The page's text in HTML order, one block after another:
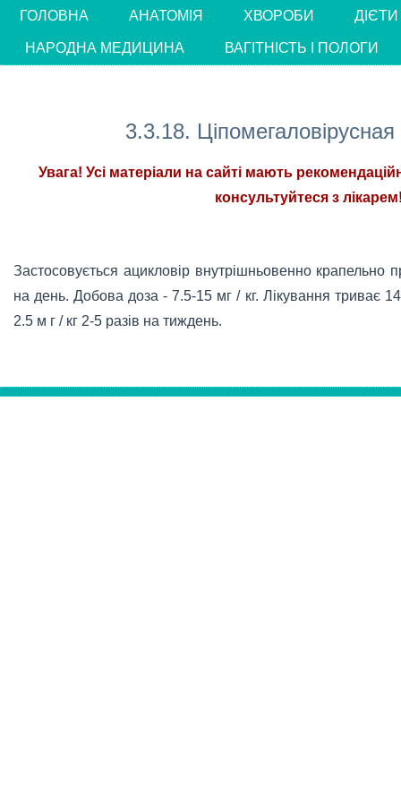
ГОЛОВНА АНАТОМІЯ ХВОРОБИ ДІЄТИ
НАРОДНА МЕДИЦИНА ВАГІТНІСТЬ І ПОЛОГИ
3.3.18.
Увага! Усі матеріали на сайті мають
консультуйтеся з
Застосовується ацикловір внутрішньовенно
на день. Добова доза - 7.5-15 мг / кг. Лікування триває
2.5 м г / кг 2-5 разів на тиждень.